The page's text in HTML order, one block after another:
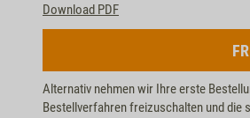
Download PDF
Alternativ nehmen wir Ihre erste
Bestellverfahren freizuschalten und die